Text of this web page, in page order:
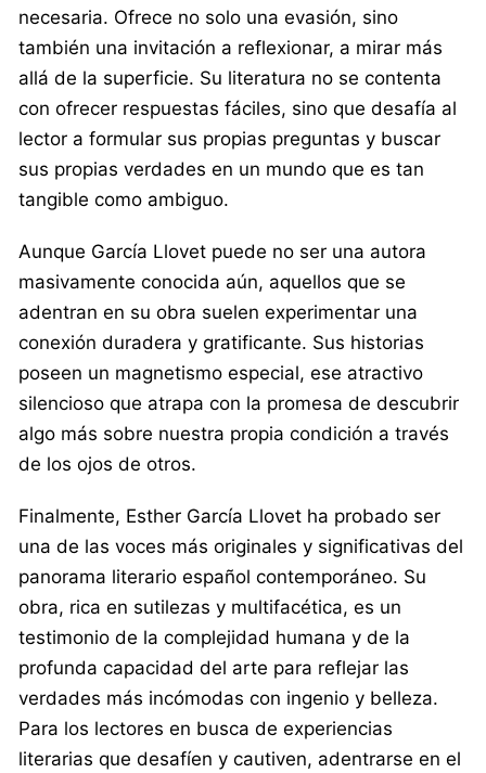
necesaria. Ofrece no solo una evasión, sino
también una invitación a reflexionar, a mirar más
allá de la superficie. Su literatura no se contenta
con ofrecer respuestas fáciles, sino que desafía al
lector a formular sus propias preguntas y buscar
sus propias verdades en un mundo que es tan
tangible como ambiguo.
Aunque García Llovet puede no ser una autora
masivamente conocida aún, aquellos que se
adentran en su obra suelen experimentar una
conexión duradera y gratificante. Sus historias
poseen un magnetismo especial, ese atractivo
silencioso que atrapa con la promesa de descubrir
algo más sobre nuestra propia condición a través
de los ojos de otros.
Finalmente, Esther García Llovet ha probado ser
una de las voces más originales y significativas del
panorama literario español contemporáneo. Su
obra, rica en sutilezas y multifacética, es un
testimonio de la complejidad humana y de la
profunda capacidad del arte para reflejar las
verdades más incómodas con ingenio y belleza.
Para los lectores en busca de experiencias
literarias que desafíen y cautiven, adentrarse en el